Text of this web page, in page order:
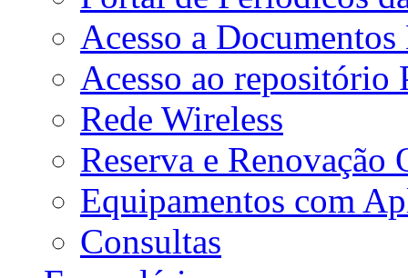
Acesso a
Acesso ao repositório
Rede Wireless
Reserva e Renovação
Equipamentos com
Consultas